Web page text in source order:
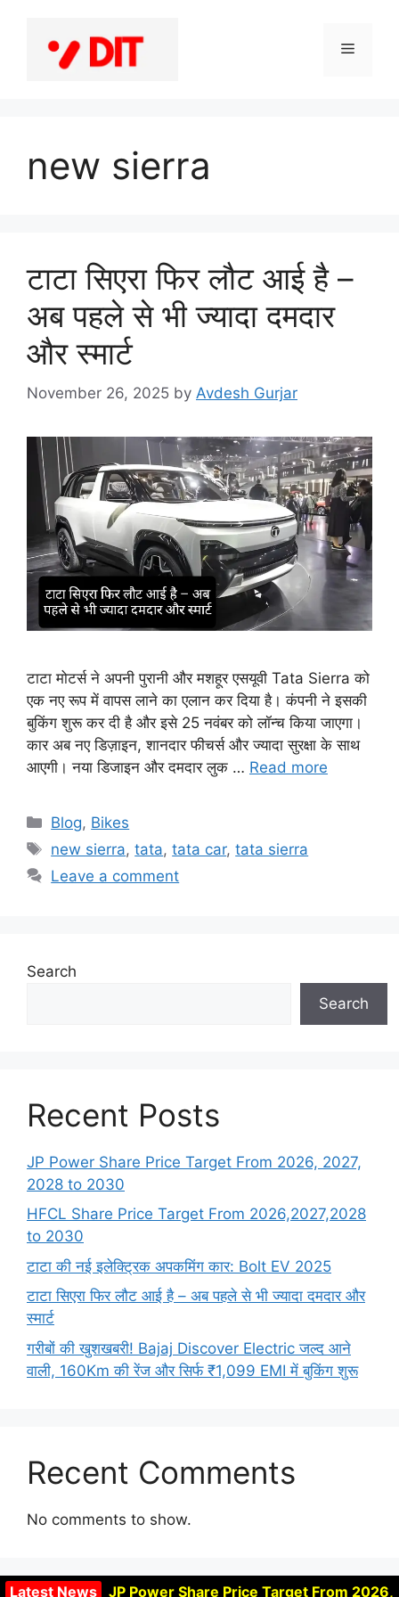
Latest News JP Power Share Price Target From 2026,
content
Menu
new sierra
टाटा सिएरा फिर लौट आई है –
अब पहले से भी ज्यादा दमदार
और स्मार्ट
November 26, 2025 by Avdesh Gurjar
टाटा मोटर्स ने अपनी पुरानी और मशहूर एसयूवी Tata Sierra को
एक नए रूप में वापस लाने का एलान कर दिया है। कंपनी ने इसकी
बुकिंग शुरू कर दी है और इसे 25 नवंबर को लॉन्च किया जाएगा।
कार अब नए डिज़ाइन, शानदार फीचर्स और ज्यादा सुरक्षा के साथ
आएगी। नया डिजाइन और दमदार लुक … Read more
Categories
Blog, Bikes
Tags
new sierra,tata,tata car,tata sierra
Leave a comment
Search
Search
Recent Posts
JP Power Share Price Target From 2026, 2027,
2028 to 2030
HFCL Share Price Target From 2026,2027,2028
to 2030
टाटा की नई इलेक्ट्रिक अपकमिंग कार: Bolt EV 2025
टाटा सिएरा फिर लौट आई है – अब पहले से भी ज्यादा दमदार और
स्मार्ट
गरीबों की खुशखबरी! Bajaj Discover Electric जल्द आने
वाली, 160Km की रेंज और सिर्फ ₹1,099 EMI में बुकिंग शुरू
Recent Comments
No comments to show.